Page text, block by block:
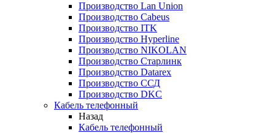
Производство Lan Union
Производство Cabeus
Производство ITK
Производство Hyperline
Производство NIKOLAN
Производство Старлинк
Производство Datarex
Производство ССД
Производство DKC
Кабель телефонный
Назад
Кабель телефонный